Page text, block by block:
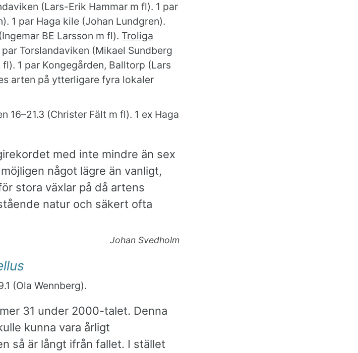
(Lars-Erik Hammar m fl). 1 par
1 par Haga kile (Johan Lundgren).
BE Larsson m fl). Troliga
Torslandaviken (Mikael Sundberg
1 par Kongegården, Balltorp (Lars
arten på ytterligare fyra lokaler
16–21.3 (Christer Fält m fl). 1 ex Haga
med inte mindre än sex
något lägre än vanligt,
stora växlar på då artens
natur och säkert ofta
Johan Svedholm
(Ola Wennberg).
31 under 2000-talet. Denna
kunna vara årligt
så är långt ifrån fallet. I stället